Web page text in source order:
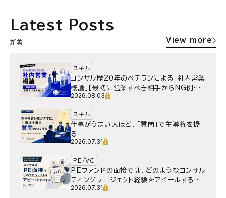
Latest Posts
新着 View more
スキル
コンサル歴20年のベテランによる「社内営業
概論」【最初に営業すべき相手からNG例ま
で】
2026.08.03
スキル
仕事がうまい人ほど、「質問」で主導権を握
る
2026.07.31
PE/VC
PEファンドの面接では、どのようなコンサル
ティングプロジェクト経験をアピールするべ
きか
2026.07.31